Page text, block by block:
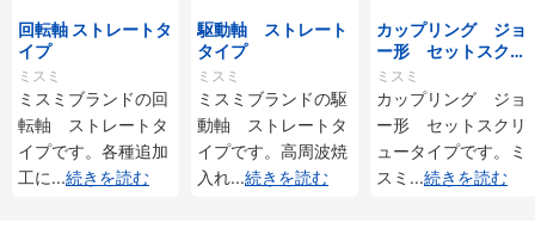
回転軸 ストレートタ
イプ
ミスミ
ミスミブランドの回
転軸 ストレートタ
イプです。各種追加
工に...続きを読む
駆動軸 ストレート
タイプ
ミスミ
ミスミブランドの駆
動軸 ストレートタ
イプです。高周波焼
入れ...続きを読む
カップリング ジョ
ー形 セットスクリ
ュータイプ
ミスミ
カップリング ジョ
ー形 セットスクリ
ュータイプです。ミ
スミ ...続きを読む